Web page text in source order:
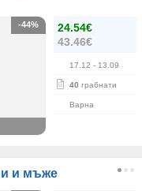
24.54€
43.46€
17.12 - 13.09
40 грабнати
Варна
-44%
и мъже